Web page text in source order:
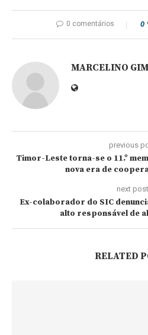
0 comentários 0
MARCELINO
previous
Timor-Leste torna-se o 11.º
nova era de
next post
Ex-colaborador do SIC
alto responsável de
RELATED